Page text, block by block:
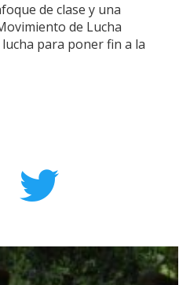
de clase y una
de Lucha
para poner fin a la
twitter